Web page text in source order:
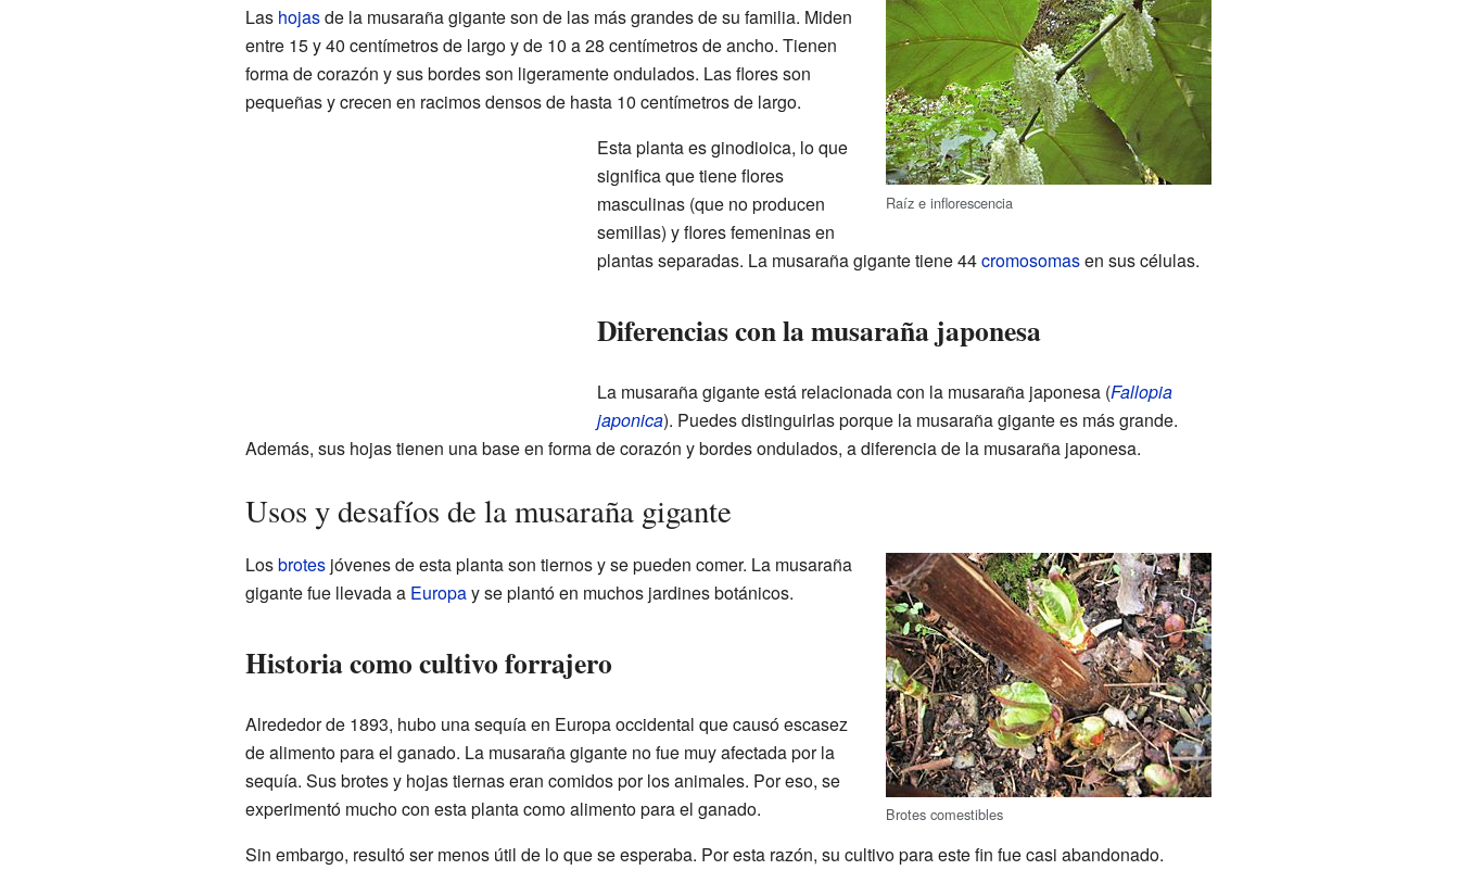
Raíz e inflorescencia
Las hojasde la musaraña gigante son de las más grandes de su familia. Miden
entre 15 y 40 centímetros de largo y de 10 a 28 centímetros de ancho. Tienen
forma de corazón y sus bordes son ligeramente ondulados. Las flores son
pequeñas y crecen en racimos densos de hasta 10 centímetros de largo.
Esta planta es ginodioica, lo que
significa que tiene flores
masculinas (que no producen
semillas) y flores femeninas en
plantas separadas. La musaraña gigante tiene 44cromosomasen sus células.
Diferencias con la musaraña japonesa
La musaraña gigante está relacionada con la musaraña japonesa (Fallopia
japonica). Puedes distinguirlas porque la musaraña gigante es más grande.
Además, sus hojas tienen una base en forma de corazón y bordes ondulados, a diferencia de la musaraña japonesa.
Usos y desafíos de la musaraña gigante
Brotes comestibles
Losbrotesjóvenes de esta planta son tiernos y se pueden comer. La musaraña
gigante fue llevada a Europay se plantó en muchos jardines botánicos.
Historia como cultivo forrajero
Alrededor de 1893, hubo una sequía en Europa occidental que causó escasez
de alimento para el ganado. La musaraña gigante no fue muy afectada por la
sequía. Sus brotes y hojas tiernas eran comidos por los animales. Por eso, se
experimentó mucho con esta planta como alimento para el ganado.
Sin embargo, resultó ser menos útil de lo que se esperaba. Por esta razón, su cultivo para este fin fue casi abandonado.